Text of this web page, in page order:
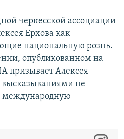
черкесской ассоциации
Ерхова как
национальную рознь.
опубликованном на
призывает Алексея
высказываниями не
международную